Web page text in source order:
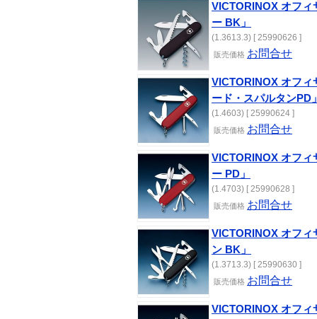
VICTORINOX オフィ
ー BK」
(1.3613.3) [ 25990626 ]
販売価格 お問合せ
VICTORINOX オフィ
ード・スパルタンPD
(1.4603) [ 25990624 ]
販売価格 お問合せ
VICTORINOX オフィ
ー PD」
(1.4703) [ 25990628 ]
販売価格 お問合せ
VICTORINOX オフィ
ン BK」
(1.3713.3) [ 25990630 ]
販売価格 お問合せ
VICTORINOX オフィ